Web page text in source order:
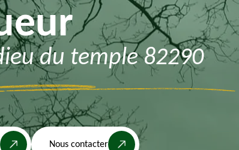
du temple 82290
Nous contacter